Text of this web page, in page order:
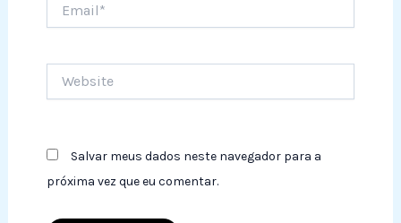
Salvar meus dados neste navegador para a
próxima vez que eu comentar.